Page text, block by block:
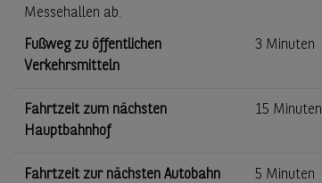
Messehallen ab.
Fußweg zu öffentlichen
Verkehrsmitteln
3 Minuten
Fahrtzeit zum nächsten
Hauptbahnhof
15 Minuten
Fahrtzeit zur nächsten Autobahn 5 Minuten